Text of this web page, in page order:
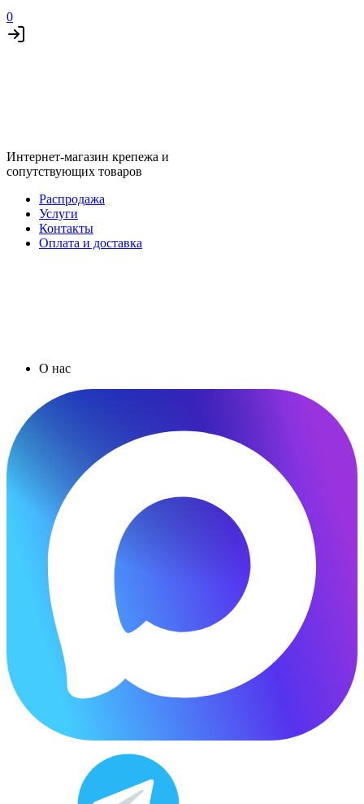
0
Интернет-магазин крепежа и
сопутствующих товаров
Распродажа
Услуги
Контакты
Оплата и доставка
О нас